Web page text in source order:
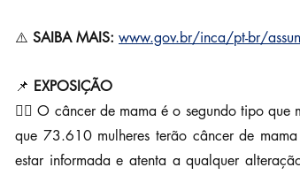
⚠️ SAIBA MAIS: www.gov.br/inca/pt-br/
📌 EXPOSIÇÃO
👉🏼 O câncer de mama é o segundo tipo
que 73.610 mulheres terão câncer de
estar informada e atenta a qualquer